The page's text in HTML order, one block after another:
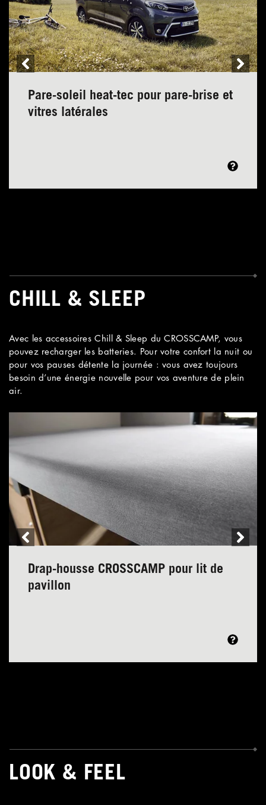
Pare-soleil heat-tec pour pare-brise et
vitres latérales
CHILL & SLEEP
Avec les accessoires Chill & Sleep du CROSSCAMP, vous
pouvez recharger les batteries. Pour votre confort la nuit ou
pour vos pauses détente la journée : vous avez toujours
besoin d’une énergie nouvelle pour vos aventure de plein
air.
Drap-housse CROSSCAMP pour lit de
pavillon
LOOK & FEEL